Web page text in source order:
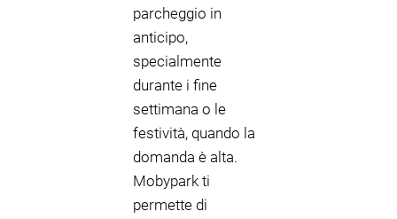
parcheggio in
anticipo,
specialmente
durante i fine
settimana o le
festività, quando la
domanda è alta.
Mobypark ti
permette di